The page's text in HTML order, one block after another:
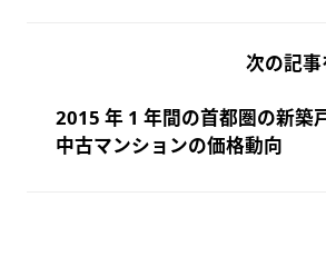
次の記事
2015 年 1 年間の首都圏の新築
中古マンションの価格動向